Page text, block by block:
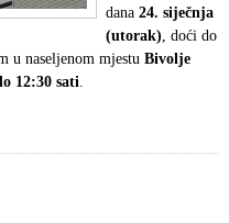
dana 24. siječnja
(utorak), doći do
u naseljenom mjestu Bivolje
12:30 sati.